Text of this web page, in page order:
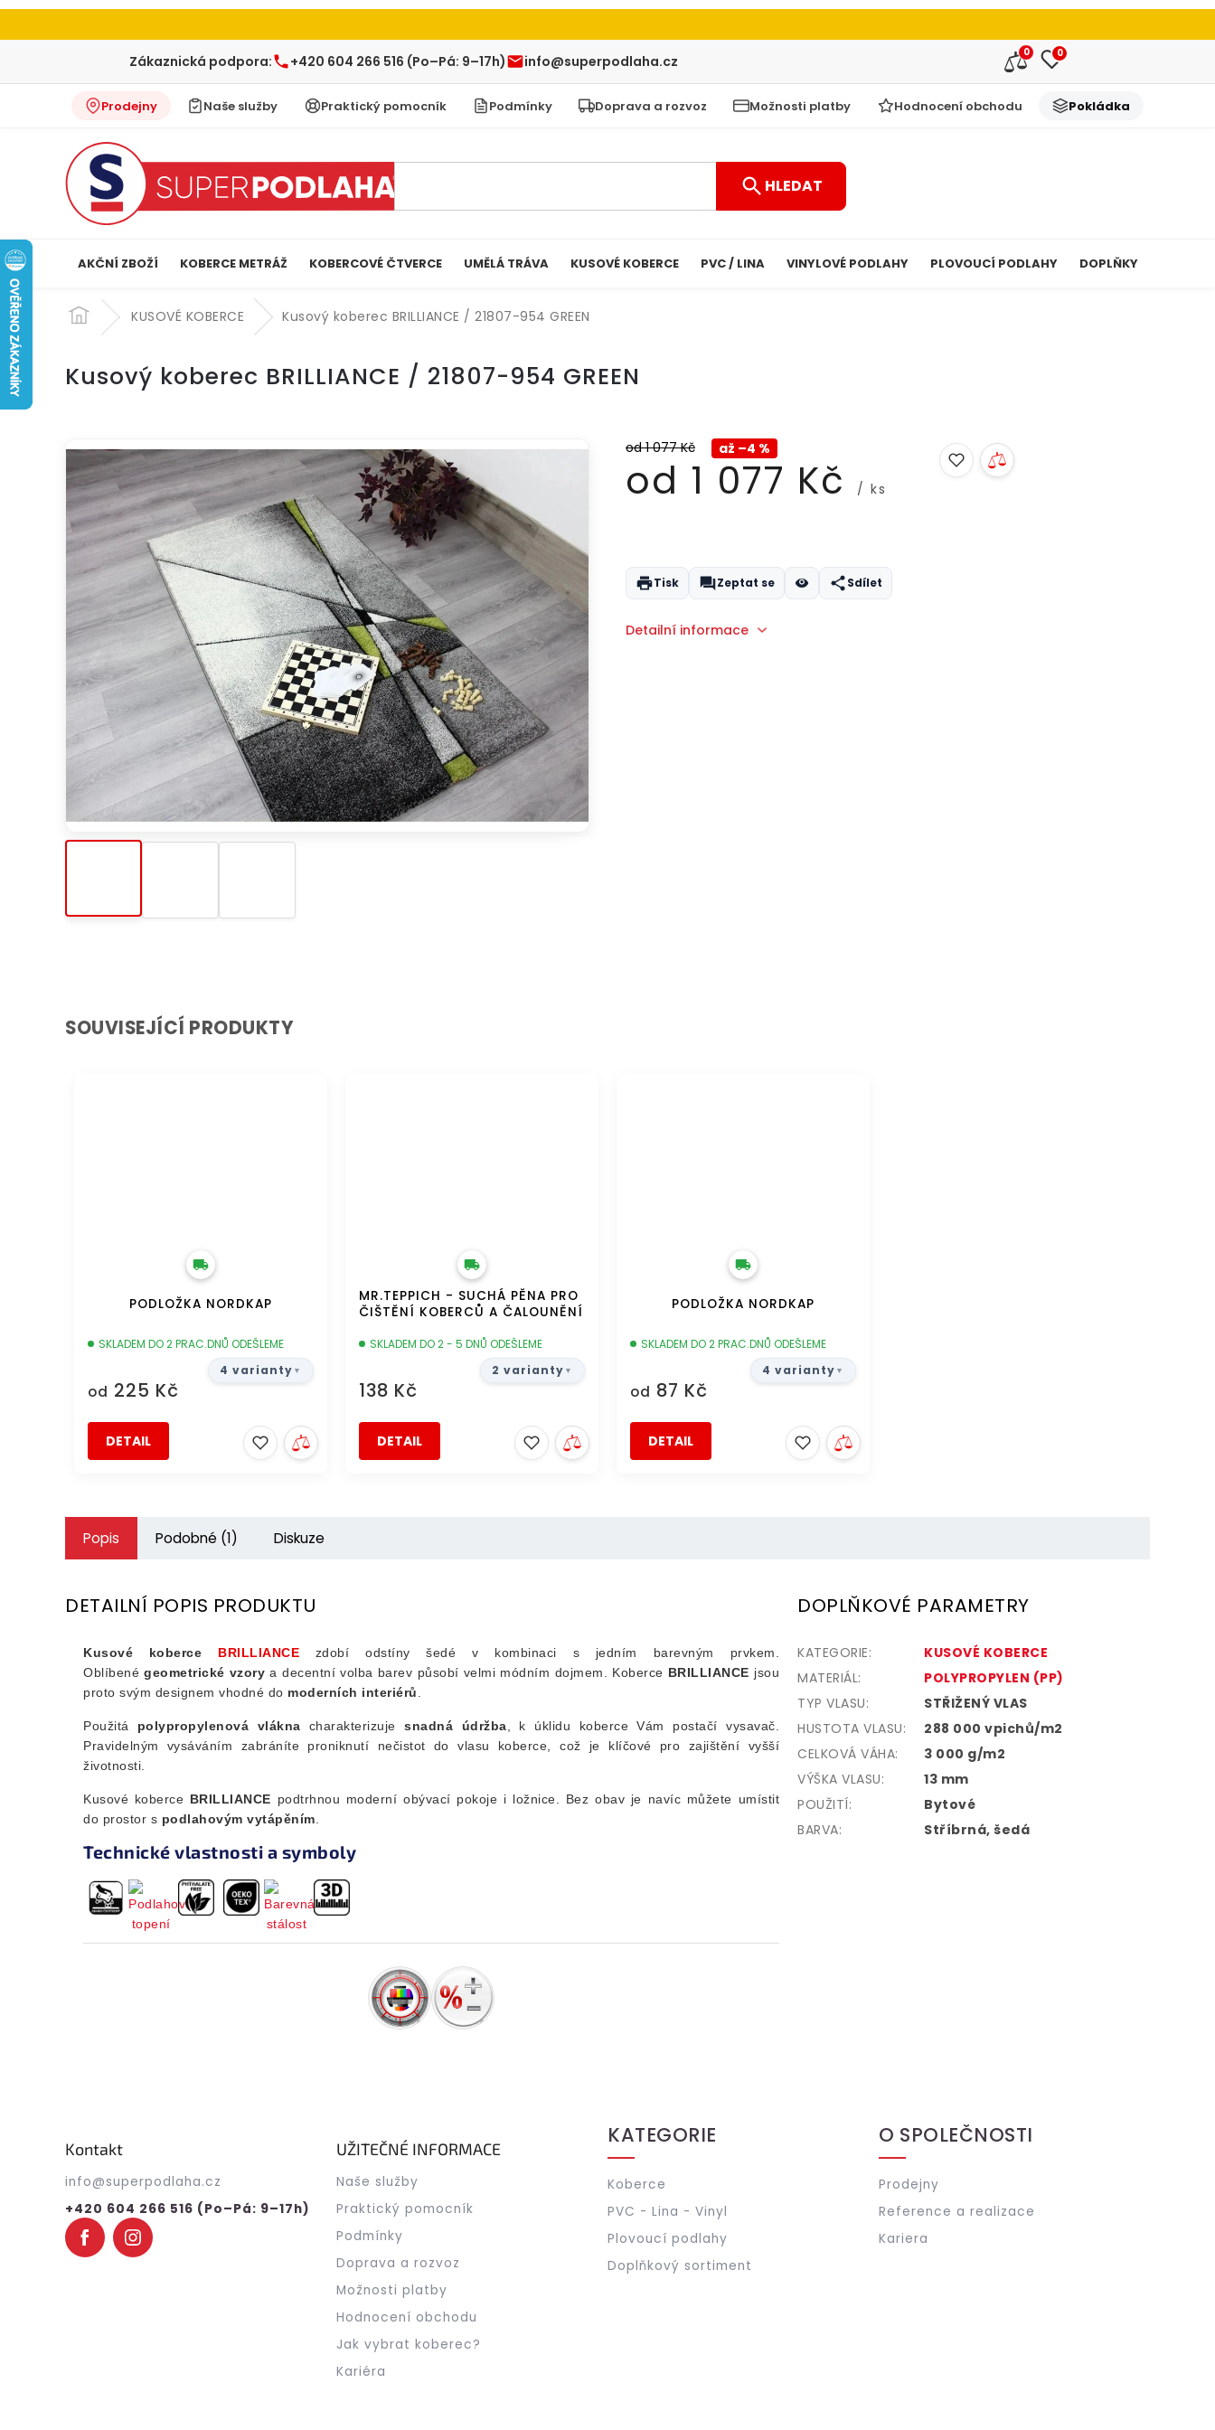
Zákaznická podpora: +420 604 266 516 (Po–Pá: 9–17h) info@superpodlaha.cz 0 0
Prodejny Naše služby Praktický pomocník Podmínky Doprava a rozvoz Možnosti platby Hodnocení obchodu Pokládka
HLEDAT
AKČNÍ ZBOŽÍ KOBERCE METRÁŽ KOBERCOVÉ ČTVERCE UMĚLÁ TRÁVA KUSOVÉ KOBERCE PVC / LINA VINYLOVÉ PODLAHY PLOVOUCÍ PODLAHY DOPLŇKY
Přejít
na
obsah
KUSOVÉ KOBERCE Kusový koberec BRILLIANCE / 21807-954 GREEN
Kusový koberec BRILLIANCE / 21807-954 GREEN
od 1 077 Kč až –4 %
od 1 077 Kč / ks
Tisk
Zeptat se Sdílet
Detailní informace
SOUVISEJÍCÍ PRODUKTY
PODLOŽKA NORDKAP
SKLADEM DO 2 PRAC.DNŮ ODEŠLEME
od 225 Kč
DETAIL
4 varianty
MR.TEPPICH - SUCHÁ PĚNA PRO
ČIŠTĚNÍ KOBERCŮ A ČALOUNĚNÍ
SKLADEM DO 2 - 5 DNŮ ODEŠLEME
138 Kč
DETAIL
2 varianty
PODLOŽKA NORDKAP
SKLADEM DO 2 PRAC.DNŮ ODEŠLEME
od 87 Kč
DETAIL
4 varianty
Popis Podobné (1) Diskuze
DETAILNÍ POPIS PRODUKTU
Kusové koberce BRILLIANCE zdobí odstíny šedé v kombinaci s jedním barevným prvkem.
Oblíbenégeometrické vzory a decentní volba barev působí velmi módním dojmem. Koberce BRILLIANCE jsou
proto svým designem vhodné do moderních interiérů
Použitá polypropylenová vlákna charakterizujesnadná údržba , k úklidu koberce Vám postačí vysavač.
Pravidelným vysáváním zabráníte proniknutí nečistot do vlasu koberce, což je klíčové pro zajištění vyšší
životnosti.
Kusové koberce BRILLIANCE podtrhnou moderní obývací pokoje i ložnice. Bez obav je navíc můžete umístit
do prostor s podlahovým vytápěním
Technické vlastnosti a symboly
DOPLŇKOVÉ PARAMETRY
KATEGORIE:
KUSOVÉ KOBERCE
MATERIÁL:
POLYPROPYLEN (PP)
TYP VLASU:
STŘIŽENÝ VLAS
HUSTOTA VLASU:
288 000 vpichů/m2
CELKOVÁ VÁHA:
3 000 g/m2
VÝŠKA VLASU:
13 mm
POUŽITÍ:
Bytové
BARVA: Stříbrná, šedá
Kontakt
info@superpodlaha.cz
+420 604 266 516 (Po–Pá: 9–17h)
UŽITEČNÉ INFORMACE
Naše služby
Praktický pomocník
Podmínky
Doprava a rozvoz
Možnosti platby
Hodnocení obchodu
Jak vybrat koberec?
Kariéra
KATEGORIE
Koberce
PVC - Lina - Vinyl
Plovoucí podlahy
Doplňkový sortiment
O SPOLEČNOSTI
Prodejny
Reference a realizace
Kariera